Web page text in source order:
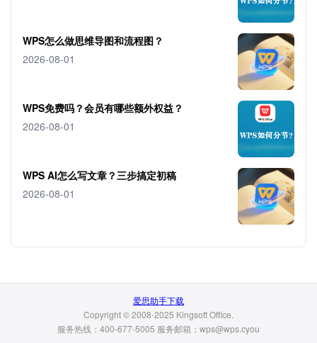
WPS怎么做思维导图和流程图？
2026-08-01
WPS免费吗？会员有哪些额外权益？
2026-08-01
WPS AI怎么写文章？三步搞定初稿
2026-08-01
爱思助手下载
Copyright © 2008-2025 Kingsoft Office.
服务热线：400-677-5005 服务邮箱：wps@wps.cyou